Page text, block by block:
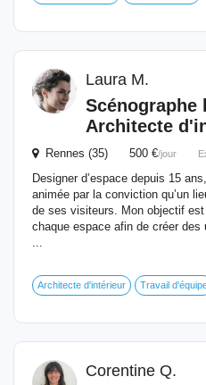
Laura M.
Scénographe
Architecte
Rennes (35) 500 €/jour
Designer d’espace depuis 15
animée par la conviction qu’un
de ses visiteurs. Mon objectif
chaque espace afin de créer des
...
Architecte d'intérieur Travail
Corentine Q.